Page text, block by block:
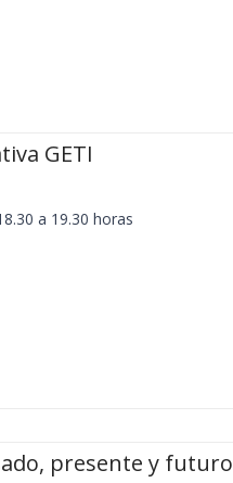
GETI
a 19.30 horas
presente y futuro